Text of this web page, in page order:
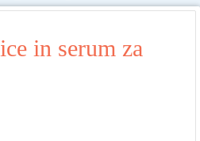
in serum za